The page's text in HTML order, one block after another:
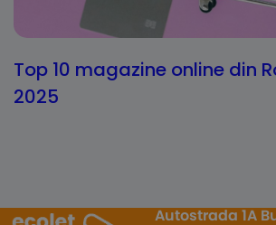
Top 10 magazine online din
2025
Autostrada 1A